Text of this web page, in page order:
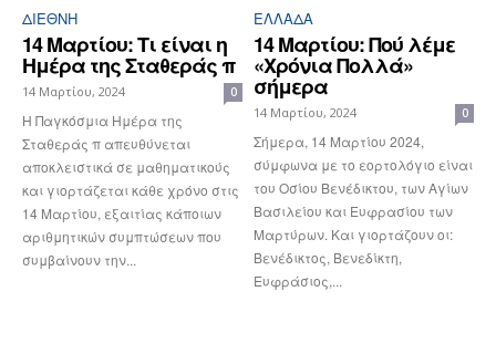
ΔΙΕΘΝΉ
14 Μαρτίου: Τι είναι η
Ημέρα της Σταθεράς π
14 Μαρτίου, 2024 0
Η Παγκόσμια Ημέρα της
Σταθεράς π απευθύνεται
αποκλειστικά σε μαθηματικούς
και γιορτάζεται κάθε χρόνο στις
14 Μαρτίου, εξαιτίας κάποιων
αριθμητικών συμπτώσεων που
συμβαίνουν την...
ΕΛΛΆΔΑ
14 Μαρτίου: Πού λέμε
«Χρόνια Πολλά»
σήμερα
14 Μαρτίου, 2024 0
Σήμερα, 14 Μαρτίου 2024,
σύμφωνα με το εορτολόγιο είναι
του Οσίου Βενέδικτου, των Αγίων
Βασιλείου και Ευφρασίου των
Μαρτύρων. Και γιορτάζουν οι:
Βενέδικτος, Βενεδίκτη,
Ευφράσιος,...